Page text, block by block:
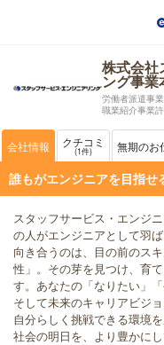
株式会
ング事業
労働者派遣事
職業紹介事業
会社情報 クチコミ
1件 無期のお
誰もがエンジニアを目指せ
スタッフサービス・エンジ
の人がエンジニアとして羽
向き合うのは、目の前のス
性」。その芽を見つけ、育
す。あなたの「なりたい」
そして未来のキャリアビジ
自分らしく挑戦できる環境
社会の明日を、より豊かにし